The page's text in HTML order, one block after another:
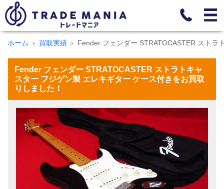
ホーム 買取実績 Fender フェンダー STRATOCASTER ストラ
Fender フェンダー STRATOCASTER ストラトキャ
スター フジゲン製 エレキギター ケース付きをお買取
りしました！